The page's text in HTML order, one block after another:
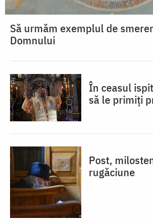
Să urmăm exemplul de
Domnului
În ceasul
să le primiți
Post,
rugăciune